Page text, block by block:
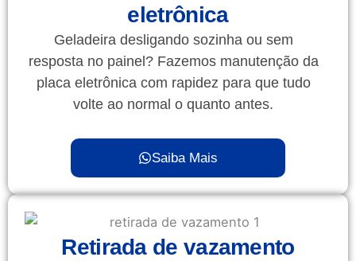
eletrônica
Geladeira desligando sozinha ou sem
resposta no painel? Fazemos manutenção da
placa eletrônica com rapidez para que tudo
volte ao normal o quanto antes.
Saiba Mais
Retirada de vazamento